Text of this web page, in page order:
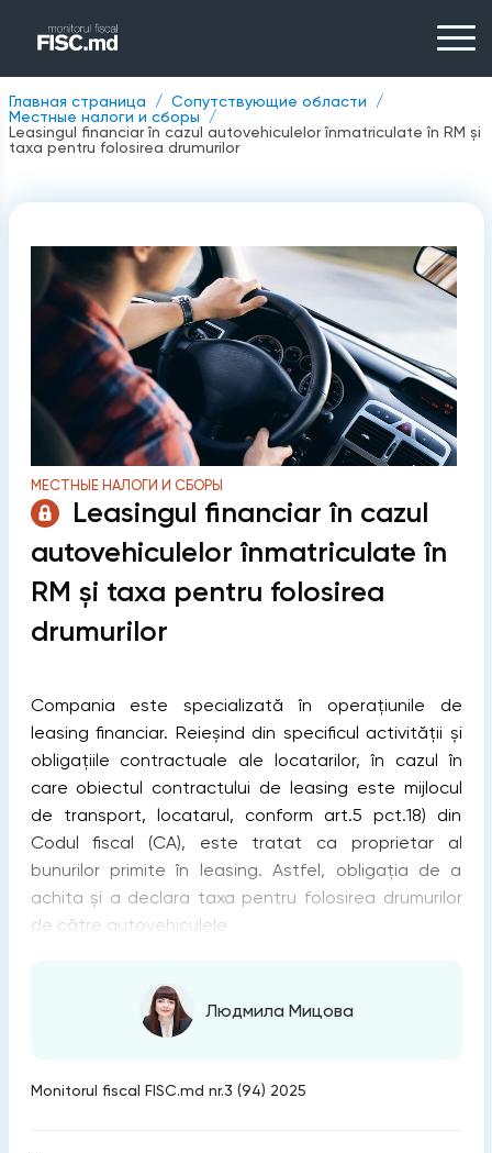
Главная страница
Сопутствующие области
Местные налоги и сборы
Leasingul financiar în cazul autovehiculelor înmatriculate în RM și
taxa pentru folosirea drumurilor
МЕСТНЫЕ НАЛОГИ И СБОРЫ
Leasingul financiar în cazul
autovehiculelor înmatriculate în
RM și taxa pentru folosirea
drumurilor
Compania este specializată în operațiunile de
leasing financiar. Reieșind din specificul activității și
obligațiile contractuale ale locatarilor, în cazul în
care obiectul contractului de leasing este mijlocul
de transport, locatarul, conform art.5 pct.18) din
Codul fiscal (СА), este tratat ca proprietar al
bunurilor primite în leasing. Astfel, obligația de a
achita și a declara taxa pentru folosirea drumurilor
de către autovehiculele
Людмила Мицова
Monitorul fiscal FISC.md nr.3 (94) 2025